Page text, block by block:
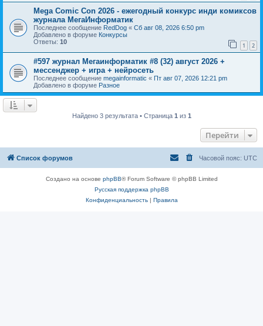
Mega Comic Con 2026 - ежегодный конкурс инди комиксов
журнала МегаИнформатик
Последнее сообщение RedDog « Сб авг 08, 2026 6:50 pm
Добавлено в форуме Конкурсы
Ответы: 10 1 2
#597 журнал Мегаинформатик #8 (32) август 2026 +
мессенджер + игра + нейросеть
Последнее сообщение megainformatic « Пт авг 07, 2026 12:21 pm
Добавлено в форуме Разное
Найдено 3 результата • Страница 1 из 1
Перейти
Список форумов Часовой пояс: UTC
Создано на основе phpBB® Forum Software © phpBB Limited
Русская поддержка phpBB
Конфиденциальность| Правила